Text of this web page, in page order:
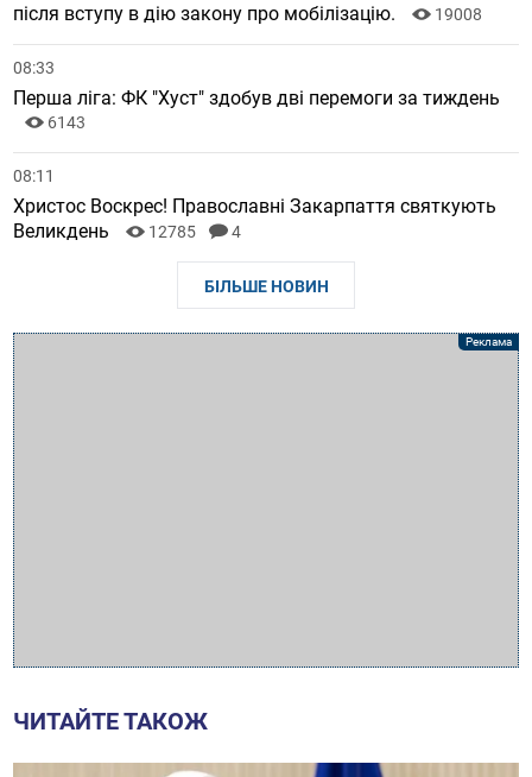
після вступу в дію закону про мобілізацію.
19008
08:33
Перша ліга: ФК "Хуст" здобув дві перемоги за тиждень
6143
08:11
Христос Воскрес! Православні Закарпаття святкують
Великдень
12785 4
БІЛЬШЕ НОВИН
ЧИТАЙТЕ ТАКОЖ